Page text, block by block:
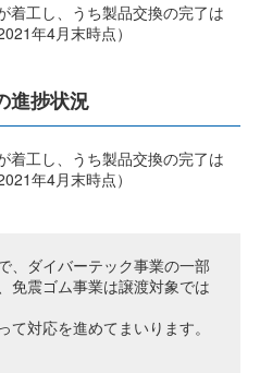
着工し、うち製品交換の完了は
年4⽉末時点）
進捗状況
着工し、うち製品交換の完了は
年4⽉末時点）
、ダイバーテック事業の一部
免震ゴム事業は譲渡対象では
対応を進めてまいります。